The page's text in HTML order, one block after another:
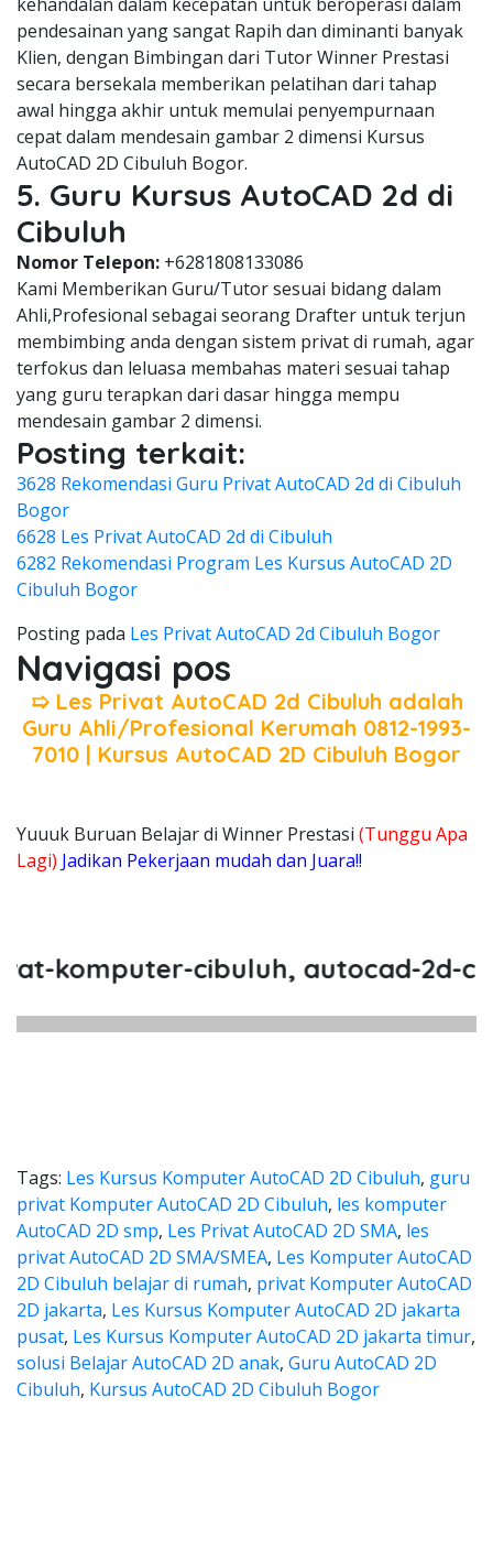
pendesainan yang sangat Rapih dan diminanti banyak
Klien, dengan Bimbingan dari Tutor Winner Prestasi
secara bersekala memberikan pelatihan dari tahap
awal hingga akhir untuk memulai penyempurnaan
cepat dalam mendesain gambar 2 dimensi Kursus
AutoCAD 2D Cibuluh Bogor.
5. Guru Kursus AutoCAD 2d di
Cibuluh
Nomor Telepon: +6281808133086
Kami Memberikan Guru/Tutor sesuai bidang dalam
Ahli,Profesional sebagai seorang Drafter untuk terjun
membimbing anda dengan sistem privat di rumah, agar
terfokus dan leluasa membahas materi sesuai tahap
yang guru terapkan dari dasar hingga mempu
mendesain gambar 2 dimensi.
Posting terkait:
3628 Rekomendasi Guru Privat AutoCAD 2d di Cibuluh
Bogor
6628 Les Privat AutoCAD 2d di Cibuluh
6282 Rekomendasi Program Les Kursus AutoCAD 2D
Cibuluh Bogor
Posting pada Les Privat AutoCAD 2d Cibuluh Bogor
Navigasi pos
➯ Les Privat AutoCAD 2d Cibuluh adalah
Guru Ahli/Profesional Kerumah 0812-1993-
7010 | Kursus AutoCAD 2D Cibuluh Bogor
Yuuuk Buruan Belajar di Winner Prestasi (Tunggu Apa
Lagi) Jadikan Pekerjaan mudah dan Juara!!
cibuluh, autocad-2d-
Tags: Les Kursus Komputer AutoCAD 2D Cibuluh, guru
privat Komputer AutoCAD 2D Cibuluh, les komputer
AutoCAD 2D smp, Les Privat AutoCAD 2D SMA, les
privat AutoCAD 2D SMA/SMEA, Les Komputer AutoCAD
2D Cibuluh belajar di rumah, privat Komputer AutoCAD
2D jakarta, Les Kursus Komputer AutoCAD 2D jakarta
pusat, Les Kursus Komputer AutoCAD 2D jakarta timur,
solusi Belajar AutoCAD 2D anak, Guru AutoCAD 2D
Cibuluh, Kursus AutoCAD 2D Cibuluh Bogor